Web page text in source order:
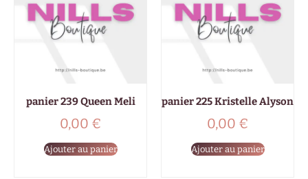
panier 239 Queen Meli
0,00 €
Ajouter au panier
panier 225 Kristelle Alyson
0,00 €
Ajouter au panier